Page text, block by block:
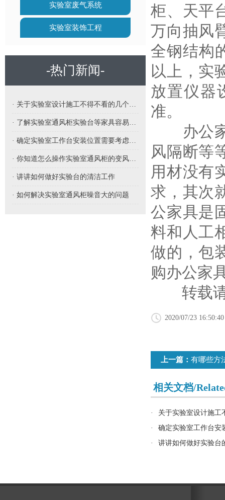
实验室废气系统
实验室装饰工程
-热门新闻-
· 关于实验室设计施工不得不看的几个要点
· 了解实验室通风柜实验台等家具容易受潮怎么办呢
· 确定实验室工作台安装位置需要考虑哪些因素
· 你知道怎么操作实验室通风柜的变风量吗
· 讲讲如何做好实验台的清洁工作
· 如何解决实验室通风柜噪音大的问题
柜、天平
万向抽风
全钢结构
以上，实
放置仪器
准。
办公家
风隔断等
用材没有
求，其次
公家具是
料和人工
做的，包
购办公家
转载请
2020/07/23 16:50:40
上一篇： 有哪些方
相关文档/
·
关于实验室设计施工
·
确定实验室工作台安
·
讲讲如何做好实验台